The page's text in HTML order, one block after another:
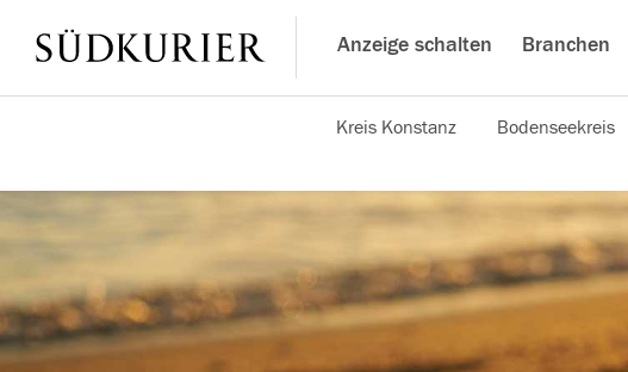
Anzeige schalten Branchen
Kreis Konstanz Bodenseekreis